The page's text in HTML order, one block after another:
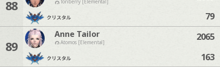
88 Tonberry [Elemental]
クリスタル
79
89
Anne Tailor
Atomos [Elemental]
クリスタル
2065
163